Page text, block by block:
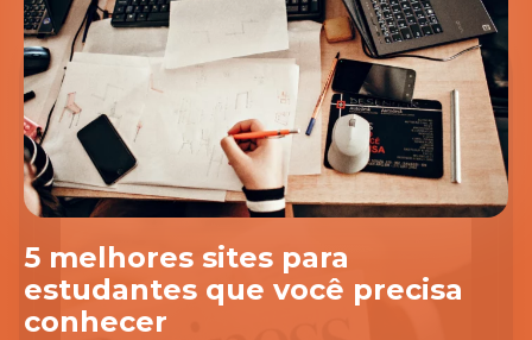
5 melhores sites para
estudantes que você precisa
conhecer